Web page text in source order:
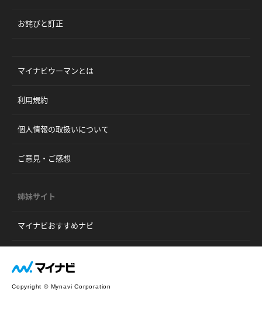
お詫びと訂正
マイナビウーマンとは
利用規約
個人情報の取扱いについて
ご意見・ご感想
姉妹サイト
マイナビおすすめナビ
Copyright © Mynavi Corporation